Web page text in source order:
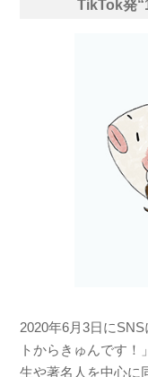
TikTok発
2020年6月3日に
トからきゅんです
生や著名人を中心に